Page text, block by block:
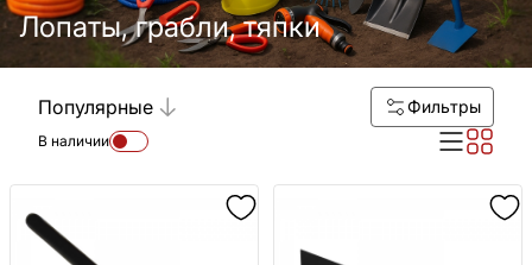
Лопаты, грабли, тяпки
Популярные Фильтры
В наличии